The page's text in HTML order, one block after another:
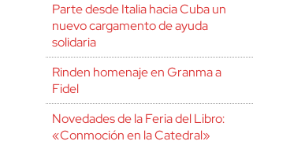
Parte desde Italia hacia Cuba un
nuevo cargamento de ayuda
solidaria
Rinden homenaje en Granma a
Fidel
Novedades de la Feria del Libro:
«Conmoción en la Catedral»